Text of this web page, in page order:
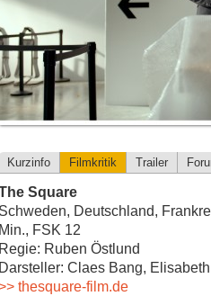
Kurzinfo Filmkritik Trailer
Square
Schweden, Deutschland,
Min., FSK 12
Regie: Ruben Östlund
Darsteller: Claes Bang,
thesquare-film.de